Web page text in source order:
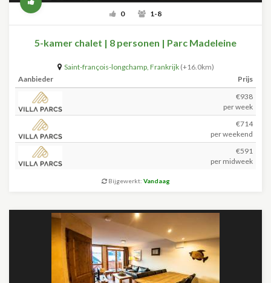
0 1-8
5-kamer chalet | 8 personen | Parc Madeleine
Saint-françois-longchamp, Frankrijk (+16.0km)
Aanbieder
Prijs
€938
per week
€714
per weekend
€591
per midweek
Bijgewerkt: Vandaag